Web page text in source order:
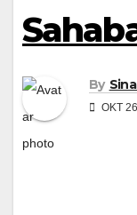
By
OKT